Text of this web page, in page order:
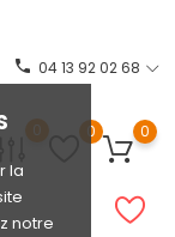
la
notre
phone 04 13 92 02 68
0 0 0